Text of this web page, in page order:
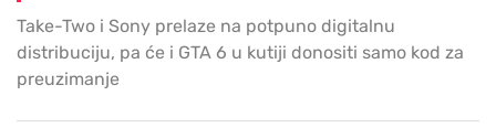
Take-Two i Sony prelaze na potpuno digitalnu
distribuciju, pa će i GTA 6 u kutiji donositi samo kod za
preuzimanje